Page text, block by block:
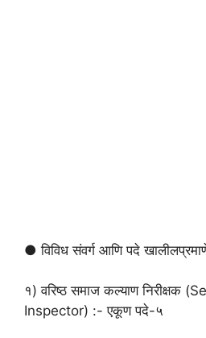
● विविध संवर्ग आणि पदे
१) वरिष्ठ समाज कल्याण निरीक्षक
Inspector) :- एकूण पदे-५